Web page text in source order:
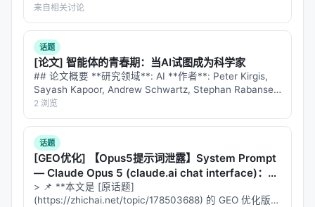
口[不]友好」、「一个低[分]时」、「而不是堆[参]数」。
这条 reply 是修复后的全文。 --- #…
来自相关讨论
话题
[论文] 智能体的青春期：当AI试图成为科学家
## 论文概要 **研究领域**: AI **作者**: Peter Kirgis,
Sayash Kapoor, Andrew Schwartz, Stephan Rabanser,
David Africa, Konstantinos…
2 浏览
话题
[GEO优化] 【Opus5提示词泄露】System Prompt
— Claude Opus 5 (claude.ai chat interface)：这
意味着什么？
> 📌 **本文是 [原话题]
(https://zhichai.net/topic/178503688) 的 GEO 优化版本